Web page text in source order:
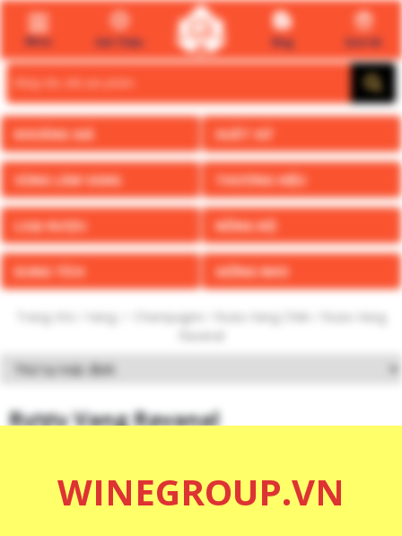
WINEGROUP.VN
Menu Giới Thiệu Blog Quà tết
Search
for:
KHOẢNG GIÁ XUẤT XỨ
VÙNG LÀM VANG THƯƠNG HIỆU
LOẠI RƯỢU NỒNG ĐỘ
DUNG TÍCH GIỐNG NHO
Trang chủ Vang ✅ Champagne Rượu Vang Chile
/ Rượu Vang
Rượu Vang Ravanal